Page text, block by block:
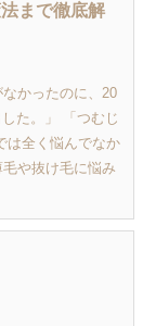
まで徹底解
なかったのに、20
た。」 「つむじ
は全く悩んでなか
や抜け毛に悩み